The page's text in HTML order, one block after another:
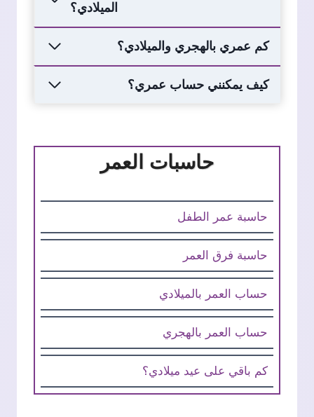
الميلادي؟
كم عمري بالهجري والميلادي؟
كيف يمكنني حساب عمري؟
حاسبات العمر
حاسبة عمر الطفل
حاسبة فرق العمر
حساب العمر بالميلادي
حساب العمر بالهجري
كم باقي على عيد ميلادي؟